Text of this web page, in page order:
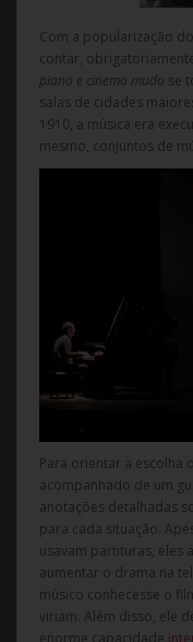
Com a popularização
contar,
piano e cinema mudo se
salas de cidades
1910, a música era
mesmo, conjuntos de
Para orientar a escolha
acompanhado de um
anotações detalhadas
para cada situação.
usavam partituras, eles
aumentar o drama na
músico conhecesse o
viriam. Além disso, ele
enorme capacidade